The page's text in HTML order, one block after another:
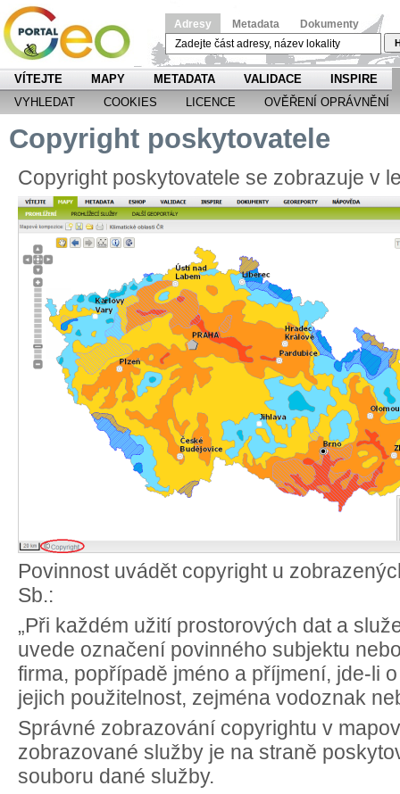
Adresy Metadata Dokumenty
VÍTEJTE MAPY METADATA VALIDACE
INSPIRE
VYHLEDAT
COOKIES LICENCE OVĚŘENÍ OPRÁVNĚNÍ
Copyright poskytovatele
Copyright poskytovatele se zobrazuje v
Povinnost uvádět copyright u
Sb.:
„Při každém užití prostorových dat a
uvede označení povinného subjektu
firma, popřípadě jméno a příjmení, jde-li
jejich použitelnost, zejména vodoznak
Správné zobrazování copyrightu v
zobrazované služby je na straně
souboru dané služby.